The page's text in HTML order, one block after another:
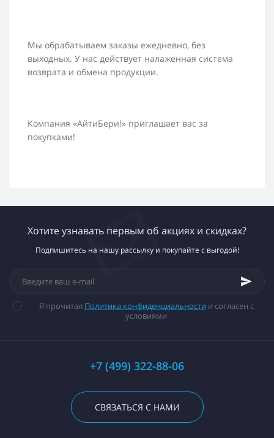
Мы обрабатываем заказы ежедневно, без
выходных. У нас действует налаженная система
возврата и обмена продукции.
Компания «АйтиБери!» приглашает вас за
покупками!
Хотите узнавать первым об акциях и скидках?
Подпишитесь на нашу рассылку и покупайте с выгодой!
Я прочитал Политика конфиденциальности и согласен с
условиями
+7 (499) 322-88-06
СВЯЗАТЬСЯ С НАМИ